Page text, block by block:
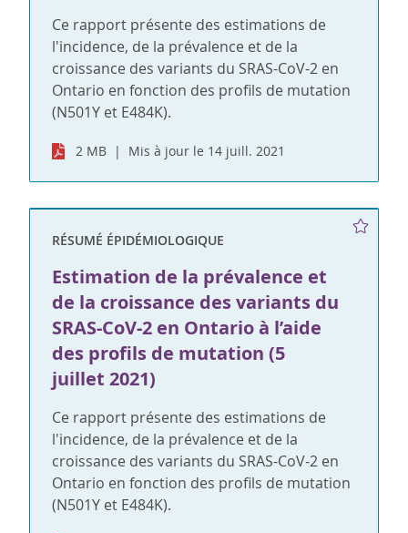
Ce rapport présente des estimations de
l'incidence, de la prévalence et de la
croissance des variants du SRAS-CoV-2 en
Ontario en fonction des profils de mutation
(N501Y et E484K).
2 MB Mis à jour le 14 juill. 2021
RÉSUMÉ ÉPIDÉMIOLOGIQUE
Estimation de la prévalence et
de la croissance des variants du
SRAS-CoV-2 en Ontario à l’aide
des profils de mutation (5
juillet 2021)
Ce rapport présente des estimations de
l'incidence, de la prévalence et de la
croissance des variants du SRAS-CoV-2 en
Ontario en fonction des profils de mutation
(N501Y et E484K).